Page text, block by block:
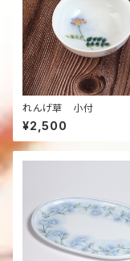
れんげ草 小付
¥2,500